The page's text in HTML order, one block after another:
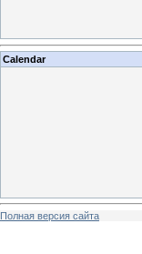
Calendar
Полная версия сайта